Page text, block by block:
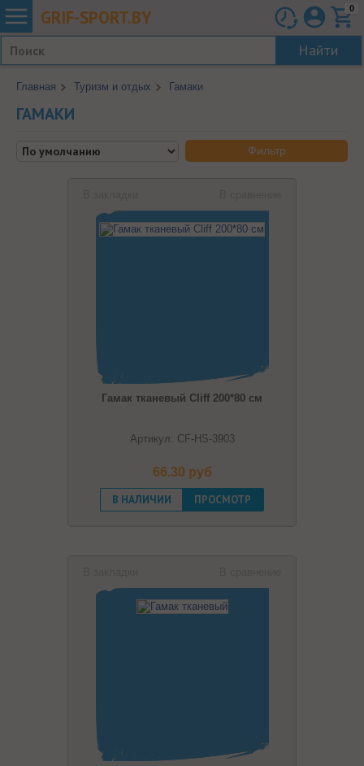
GRIF-SPORT.BY 0
Найти
Главная Туризм и отдых Гамаки
ГАМАКИ
Фильтр
Гамак тканевый Cliff 200*80 см
Артикул: CF-HS-3903
66.30 pуб
В НАЛИЧИИ
ПРОСМОТР